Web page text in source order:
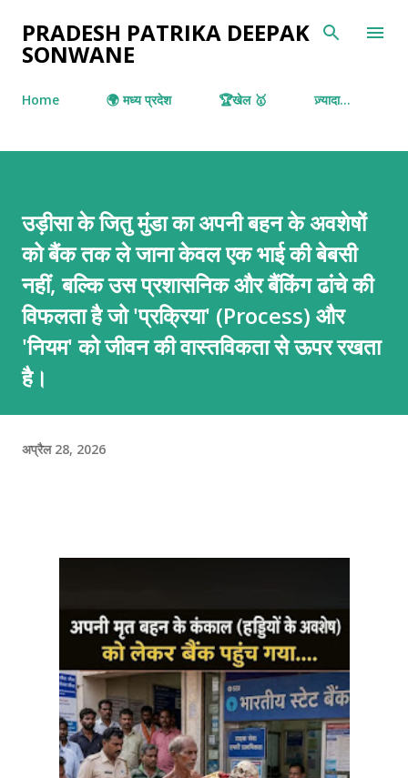
सीधे मुख्य सामग्री पर जाएं
PRADESH PATRIKA DEEPAK
SONWANE
Home 🌍 मध्य प्रदेश 🏆खेल 🥇 ज़्यादा…
उड़ीसा के जितु मुंडा का अपनी बहन के अवशेषों
को बैंक तक ले जाना केवल एक भाई की बेबसी
नहीं, बल्कि उस प्रशासनिक और बैंकिंग ढांचे की
विफलता है जो 'प्रक्रिया' (Process) और
'नियम' को जीवन की वास्तविकता से ऊपर रखता
है।
अप्रैल 28, 2026